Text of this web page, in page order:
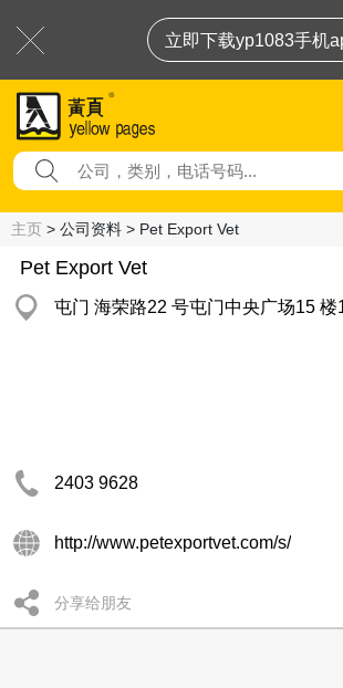
立即下载yp1083手机
主页 > 公司资料 > Pet Export Vet
Pet Export Vet
屯门 海荣路22 号屯门中央广场15 楼
2403 9628
http://www.petexportvet.com/s/
分享给朋友